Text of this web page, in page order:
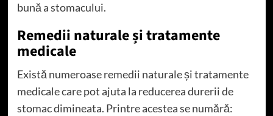
bună a stomacului.
Remedii naturale și tratamente
medicale
Există numeroase remedii naturale și tratamente
medicale care pot ajuta la reducerea durerii de
stomac dimineata. Printre acestea se numără: